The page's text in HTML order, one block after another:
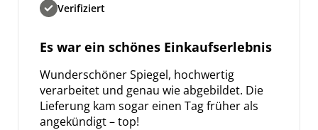
Verifiziert
Es war ein schönes Einkaufserlebnis
Wunderschöner Spiegel, hochwertig
verarbeitet und genau wie abgebildet. Die
Lieferung kam sogar einen Tag früher als
angekündigt – top!